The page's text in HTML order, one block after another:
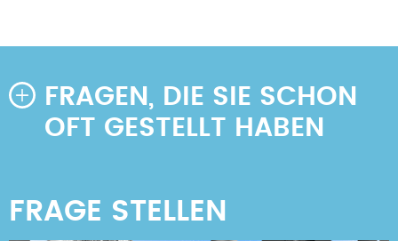
FRAGEN, DIE SIE SCHON
OFT GESTELLT HABEN